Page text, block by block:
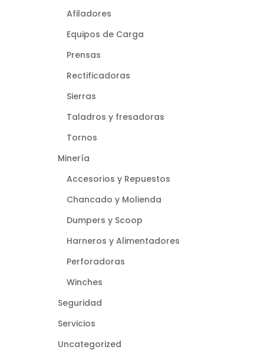
Afiladores
Equipos de Carga
Prensas
Rectificadoras
Sierras
Taladros y fresadoras
Tornos
Minería
Accesorios y Repuestos
Chancado y Molienda
Dumpers y Scoop
Harneros y Alimentadores
Perforadoras
Winches
Seguridad
Servicios
Uncategorized